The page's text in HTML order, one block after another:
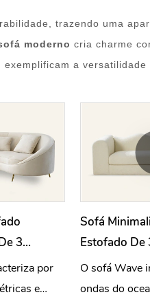
trazendo uma
moderno cria charme
a versatilidade
3
por
e
Sofá
Estofado De
Sala De
O sofá Wave
ondas do